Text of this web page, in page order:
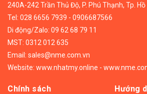
240A-242 Trần Thủ Độ, P. Phú Thạnh, Tp. Hồ
Tel: 028 6656 7939 - 0906687566
Di động/Zalo: 09 62 68 79 11
MST: 0312 012 635
Email: sales@nme.com.vn
Website: www.nhatmy.online -
Chính sách Hướng